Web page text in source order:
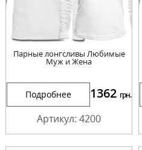
Парные лонгсливы Любимые
Муж и Жена
Подробнее 1362 грн.
Артикул: 4200